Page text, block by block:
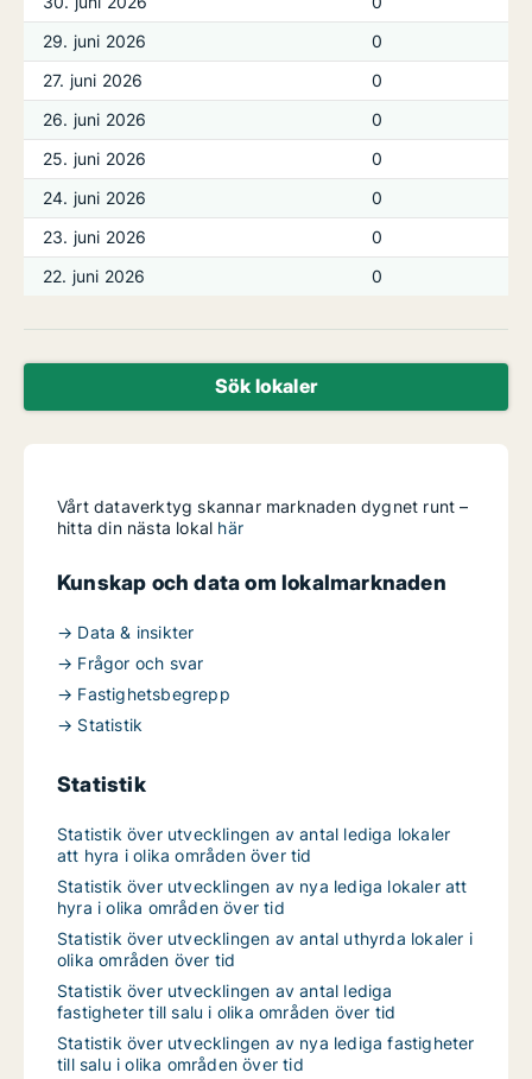
29. juni 2026
0
27. juni 2026
0
26. juni 2026
0
25. juni 2026
0
24. juni 2026
0
23. juni 2026
0
22. juni 2026
0
Sök lokaler
Vårt dataverktyg skannar marknaden dygnet runt –
hitta din nästa lokal här
Kunskap och data om lokalmarknaden
→ Data & insikter
→ Frågor och svar
→ Fastighetsbegrepp
→ Statistik
Statistik
Statistik över utvecklingen av antal lediga lokaler
att hyra i olika områden över tid
Statistik över utvecklingen av nya lediga lokaler att
hyra i olika områden över tid
Statistik över utvecklingen av antal uthyrda lokaler i
olika områden över tid
Statistik över utvecklingen av antal lediga
fastigheter till salu i olika områden över tid
Statistik över utvecklingen av nya lediga fastigheter
till salu i olika områden över tid